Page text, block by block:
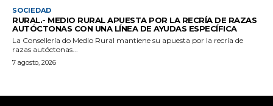
SOCIEDAD
RURAL.- MEDIO RURAL APUESTA POR LA RECRÍA DE RAZAS
AUTÓCTONAS CON UNA LÍNEA DE AYUDAS ESPECÍFICA
La Consellería do Medio Rural mantiene su apuesta por la recría de
razas autóctonas...
7 agosto, 2026